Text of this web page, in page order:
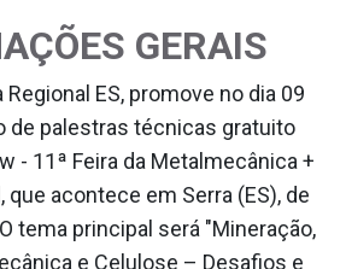
GERAIS
Regional ES, promove no dia 09
de palestras técnicas gratuito
- 11ª Feira da Metalmecânica +
que acontece em Serra (ES), de
tema principal será "Mineração,
e Celulose – Desafios e